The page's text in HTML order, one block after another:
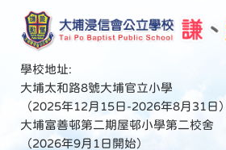
學校地址:
大埔太和路8號大埔官立小學
（2025年12月15日-2026年8月31日）
大埔富善邨第二期屋邨小學第二校舍
（2026年9月1日開始）